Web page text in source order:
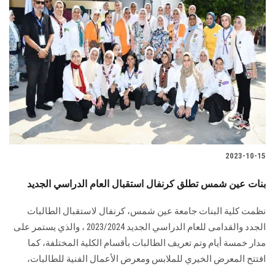
2023-10-15
بنات عين شمس تطلق كرنفال استقبال العام الدراسي الجديد
نظمت كلية البنات جامعة عين شمس، كرنفال لاستقبال الطالبات
الجدد والقدامى للعام الدراسي الجديد 2023/2024 ، والذي يستمر على
مدار خمسة أيام وتم تعريف الطالبات بأقسام الكلية المختلفة، كما
افتتح المعرض الخيري للملابس ومعرض الأعمال الفنية للطالبات،